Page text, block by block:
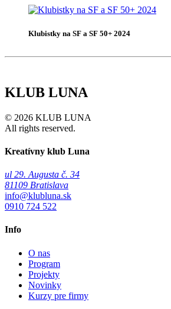
Klubistky na SF a SF 50+ 2024
KLUB LUNA
© 2026 KLUB LUNA
All rights reserved.
Kreatívny klub Luna
ul 29. Augusta č. 34
81109 Bratislava
info@klubluna.sk
0910 724 522
Info
O nas
Program
Projekty
Novinky
Kurzy pre firmy